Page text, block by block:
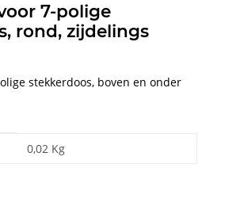
7-polige
rond, zijdelings
stekkerdoos, boven en onder
0,02 Kg